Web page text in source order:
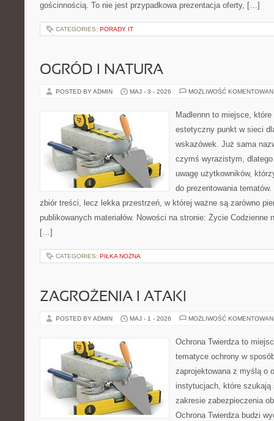
gościnnością. To nie jest przypadkowa prezentacja oferty, […]
CATEGORIES: PORADY IT
OGRÓD I NATURA
POSTED BY ADMIN MAJ - 3 - 2026 MOŻLIWOŚĆ
Madlennn to miejsce,
estetyczny punkt w sieci
wskazówek. Już sama
czymś wyrazistym,
uwagę użytkowników,
do prezentowania
zbiór treści, lecz lekka przestrzeń, w której ważne są zarówno
publikowanych materiałów. Nowości na stronie: Życie Codzienne
[…]
CATEGORIES: PIŁKA NOŻNA
ZAGROŻENIA I ATAKI
POSTED BY ADMIN MAJ - 1 - 2026 MOŻLIWOŚĆ
Ochrona Twierdza to
tematyce ochrony w
zaprojektowana z myślą o
instytucjach, które szukają
zakresie zabezpieczenia
Ochrona Twierdza budzi